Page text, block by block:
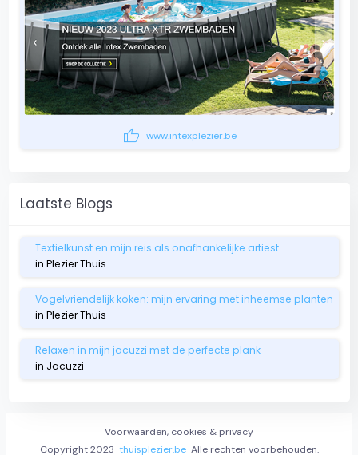
thumb_up www.intexplezier.be
Laatste Blogs
Textielkunst en mijn reis als onafhankelijke artiest
in Plezier Thuis
Vogelvriendelijk koken: mijn ervaring met inheemse planten
in Plezier Thuis
Relaxen in mijn jacuzzi met de perfecte plank
in Jacuzzi
Voorwaarden, cookies & privacy
Copyright 2023 thuisplezier.beAlle rechten voorbehouden.